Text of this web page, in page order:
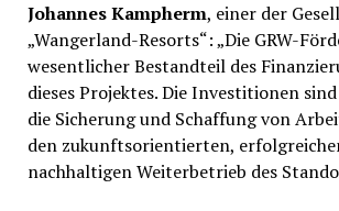
Johannes Kampherm, einer der
„Wangerland-Resorts“: „Die GRW-
wesentlicher Bestandteil des
dieses Projektes. Die Investitionen
die Sicherung und Schaffung von
den zukunftsorientierten,
nachhaltigen Weiterbetrieb des